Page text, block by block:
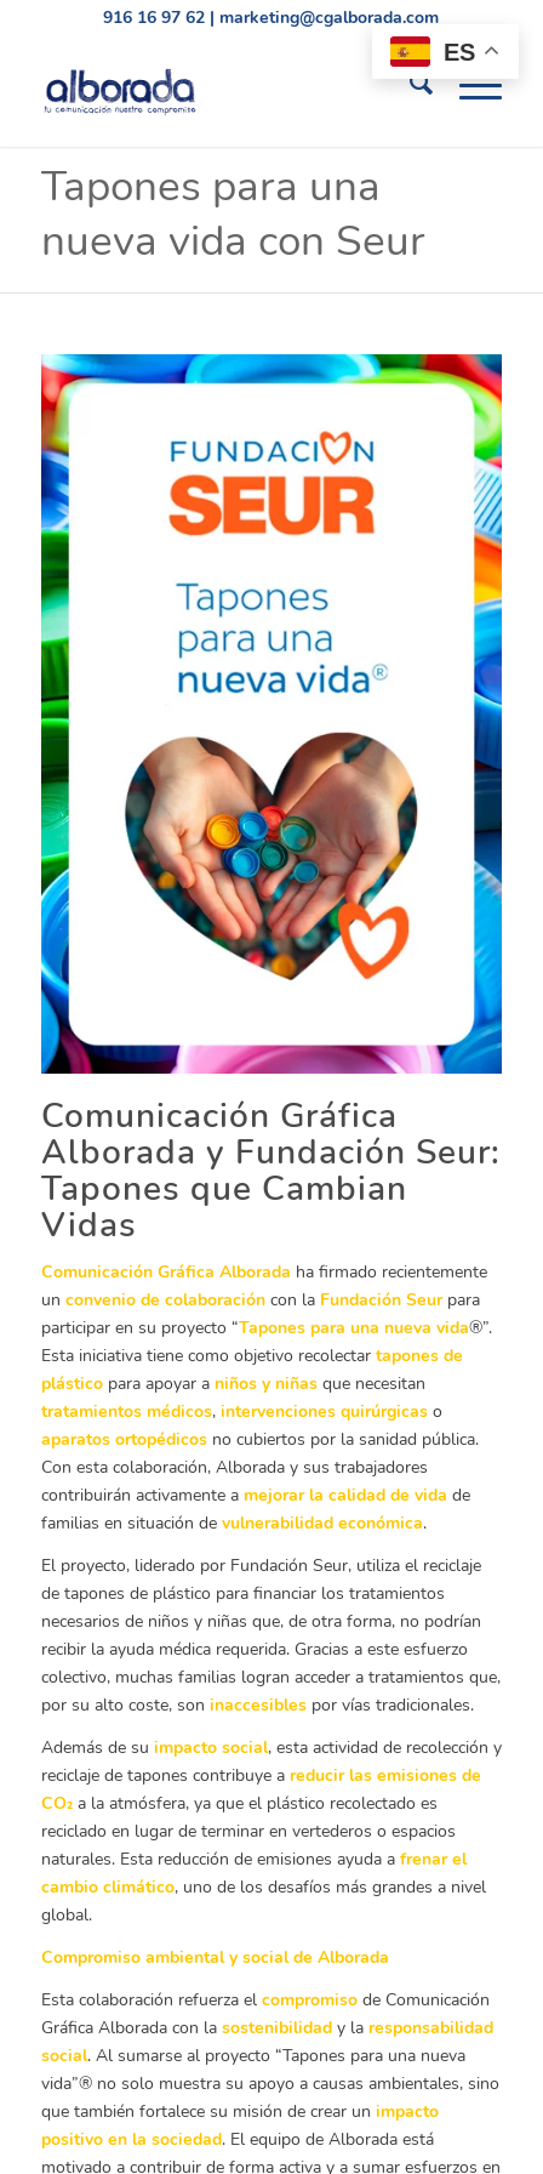
916 16 97 62 | marketing@cgalborada.com
Tapones para una
nueva vida con Seur
Comunicación Gráfica
Alborada y Fundación Seur:
Tapones que Cambian
Vidas
Comunicación Gráfica Alborada ha firmado recientemente
un convenio de colaboracióncon la Fundación Seurpara
participar en su proyecto “Tapones para una nueva vida®”.
Esta iniciativa tiene como objetivo recolectar tapones de
plásticopara apoyar a niños y niñasque necesitan
tratamientos médicos, intervenciones quirúrgicaso
aparatos ortopédicosno cubiertos por la sanidad pública.
Con esta colaboración, Alborada y sus trabajadores
contribuirán activamente a mejorar la calidad de vida de
familias en situación de vulnerabilidad económica.
El proyecto, liderado por Fundación Seur, utiliza el reciclaje
de tapones de plástico para financiar los tratamientos
necesarios de niños y niñas que, de otra forma, no podrían
recibir la ayuda médica requerida. Gracias a este esfuerzo
colectivo, muchas familias logran acceder a tratamientos que,
por su alto coste, son inaccesiblespor vías tradicionales.
Además de su impacto social, esta actividad de recolección y
reciclaje de tapones contribuye a reducir las emisiones de
CO₂a la atmósfera, ya que el plástico recolectado es
reciclado en lugar de terminar en vertederos o espacios
naturales. Esta reducción de emisiones ayuda a frenar el
cambio climático, uno de los desafíos más grandes a nivel
global.
Compromiso ambiental y social de Alborada
Esta colaboración refuerza el compromisode Comunicación
Gráfica Alborada con la sostenibilidady la responsabilidad
social. Al sumarse al proyecto “Tapones para una nueva
vida”® no solo muestra su apoyo a causas ambientales, sino
que también fortalece su misión de crear un impacto
positivo en la sociedad. El equipo de Alborada está
motivado a contribuir de forma activa y a sumar esfuerzos en
ES